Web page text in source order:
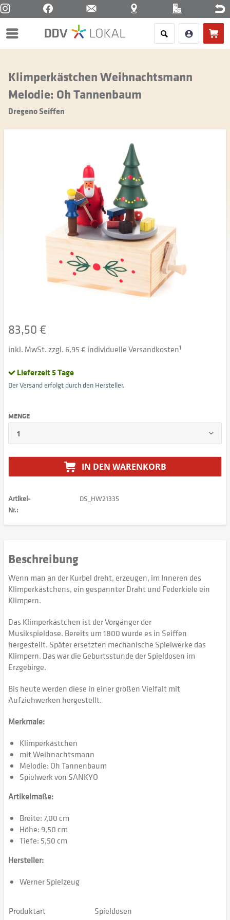
Menü
Klimperkästchen Weihnachtsmann
Melodie: Oh Tannenbaum
Dregeno Seiffen
83,50 €
inkl. MwSt. zzgl. 6,95 € individuelle Versandkosten1
Lieferzeit 5 Tage
Der Versand erfolgt durch den Hersteller.
MENGE
IN DEN WARENKORB
Artikel-
Nr.:
DS_HW21335
Beschreibung
Wenn man an der Kurbel dreht, erzeugen, im Inneren des
Klimperkästchens, ein gespannter Draht und Federkiele ein
Klimpern.
Das Klimperkästchen ist der Vorgänger der
Musikspieldose. Bereits um 1800 wurde es in Seiffen
hergestellt. Später ersetzten mechanische Spielwerke das
Klimpern. Das war die Geburtsstunde der Spieldosen im
Erzgebirge.
Bis heute werden diese in einer großen Vielfalt mit
Aufziehwerken hergestellt.
Merkmale:
Klimperkästchen
mit Weihnachtsmann
Melodie: Oh Tannenbaum
Spielwerk von SANKYO
Artikelmaße:
Breite: 7,00 cm
Höhe: 9,50 cm
Tiefe: 5,50 cm
Hersteller:
Werner Spielzeug
Produktart Spieldosen